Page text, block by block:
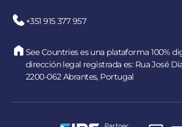
+351 915 377 957
See Countries es una plataforma 100%
dirección legal registrada es: Rua José
2200-062 Abrantes, Portugal